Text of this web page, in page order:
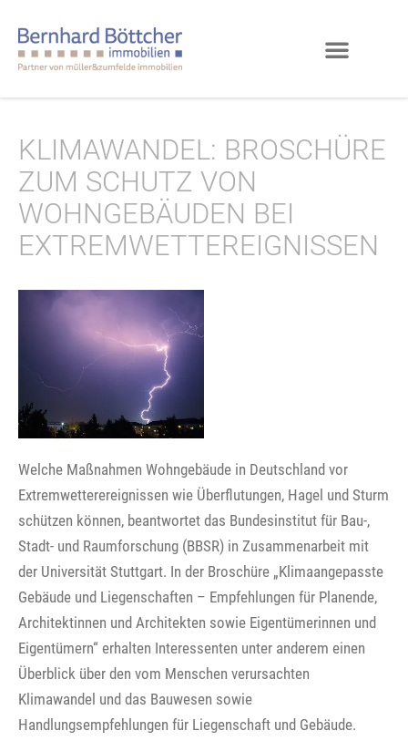
KLIMAWANDEL: BROSCHÜRE
ZUM SCHUTZ VON
WOHNGEBÄUDEN BEI
EXTREMWETTEREIGNISSEN
Welche Maßnahmen Wohngebäude in Deutschland vor
Extremwetterereignissen wie Überflutungen, Hagel und Sturm
schützen können, beantwortet das Bundesinstitut für Bau-,
Stadt- und Raumforschung (BBSR) in Zusammenarbeit mit
der Universität Stuttgart. In der Broschüre „Klimaangepasste
Gebäude und Liegenschaften – Empfehlungen für Planende,
Architektinnen und Architekten sowie Eigentümerinnen und
Eigentümern“ erhalten Interessenten unter anderem einen
Überblick über den vom Menschen verursachten
Klimawandel und das Bauwesen sowie
Handlungsempfehlungen für Liegenschaft und Gebäude.